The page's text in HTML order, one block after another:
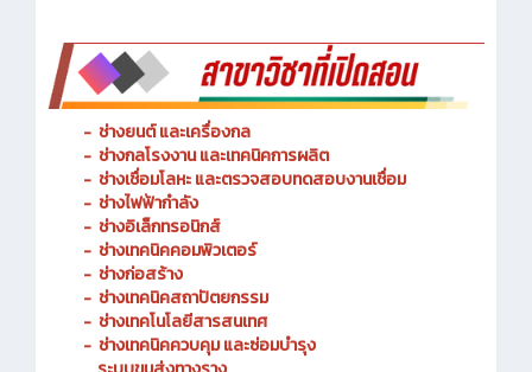
- ช่างยนต์ และเครื่องกล
- ช่างกลโรงงาน และเทคนิคการผลิต
- ช่างเชื่อมโลหะ และตรวจสอบทดสอบงานเชื่อม
- ช่างไฟฟ้ากำลัง
- ช่างอิเล็กทรอนิกส์
- ช่างเทคนิคคอมพิวเตอร์
- ช่างก่อสร้าง
- ช่างเทคนิคสถาปัตยกรรม
- ช่างเทคโนโลยีสารสนเทศ